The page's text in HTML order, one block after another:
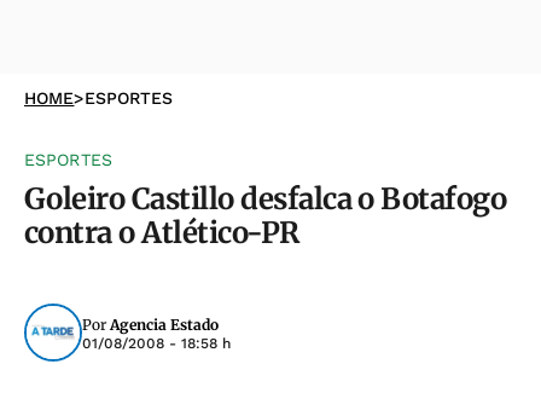
HOME>ESPORTES
ESPORTES
Goleiro Castillo desfalca o Botafogo
contra o Atlético-PR
PorAgencia Estado
01/08/2008 - 18:58 h